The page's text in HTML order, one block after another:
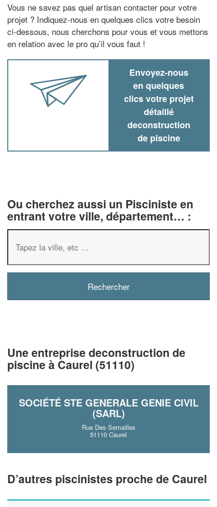
Vous ne savez pas quel artisan contacter pour votre
projet ? Indiquez-nous en quelques clics votre besoin
ci-dessous, nous cherchons pour vous et vous mettons
en relation avec le pro qu’il vous faut !
Envoyez-nous
en quelques
clics votre projet
détaillé
deconstruction
de piscine
Ou cherchez aussi un Pisciniste en
entrant votre ville, département… :
Une entreprise deconstruction de
piscine à Caurel (51110)
SOCIÉTÉ STE GENERALE GENIE CIVIL
(SARL)
Rue Des Semailles
51110 Caurel
D’autres piscinistes proche de Caurel
✕
Vous êtes un
vos
marges
tout en gagnant de
nouveaux clients!